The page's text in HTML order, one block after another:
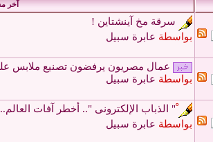
آخر
سرقة مخ آينشتاين !
بواسطة عابرة سبيل
عمال مصريون يرفضون تصنيع ملابس
بواسطة عابرة سبيل
ْ" الذباب الإلكترونى ".. أخطر آفات
بواسطة عابرة سبيل